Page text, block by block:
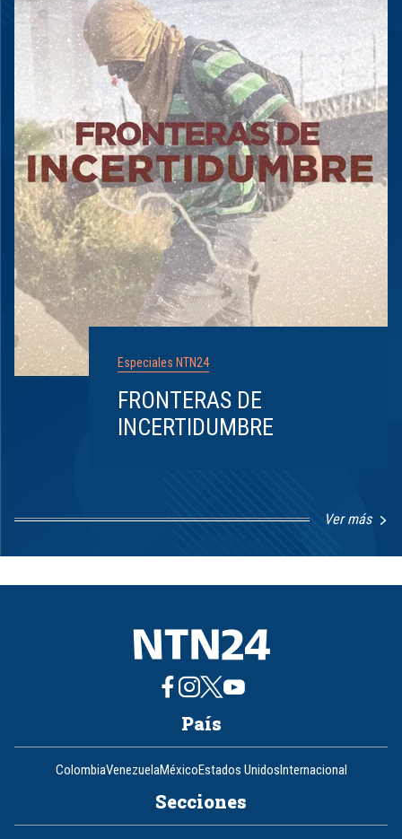
Especiales NTN24
FRONTERAS DE
INCERTIDUMBRE
Ver más
1
8
País
ColombiaVenezuelaMéxicoEstados UnidosInternacional
Secciones